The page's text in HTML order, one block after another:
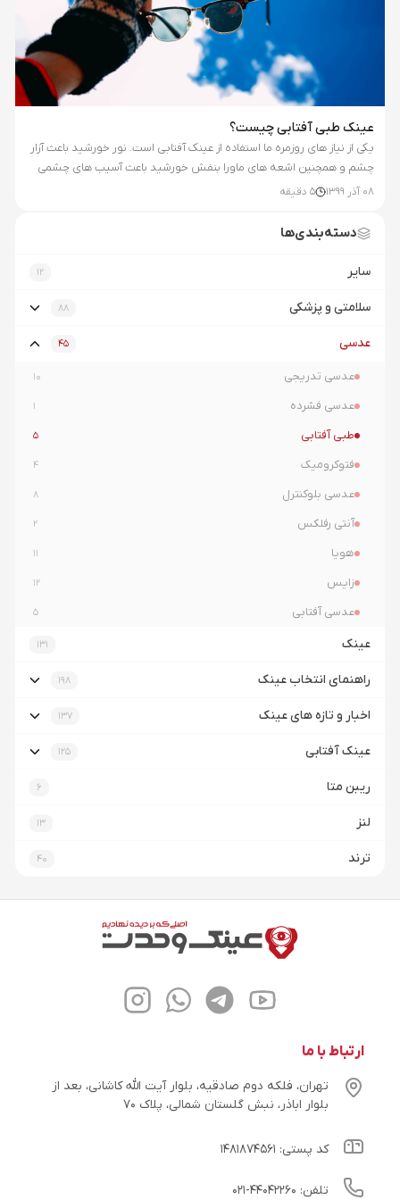
عینک طبی آفتابی چیست؟
یکی از نیاز های روزمره ما استفاده از عینک آفتابی است. نور خورشید باعث آزار
چشم و همچنین اشعه های ماورا بنفش خورشید باعث آسیب های چشمی
می شود، بنابراین استفاده از یک عینک استاندارد که بتواند از چشمان شما
یک عینک آفتابی استاندارد با مدل دلخواه خود پیدا...
08 آذر 1399 5 دقیقه
دسته‌بندی‌ها
سایر 12
سلامتی و پزشکی 88
عدسی 45
عدسی تدریجی 10
عدسی فشرده 1
طبی آفتابی 5
فتوکرومیک 4
عدسی بلوکنترل 8
آنتی رفلکس 2
هویا 11
زایس 12
عدسی آفتابی 5
عینک 131
راهنمای انتخاب عینک 198
اخبار و تازه های عینک 137
عینک آفتابی 125
ریبن متا 6
لنز 13
ترند 40
ارتباط با ما
تهران، فلکه دوم صادقیه، بلوار آیت الله کاشانی، بعد از
بلوار اباذر، نبش گلستان شمالی، پلاک ۷۰
کد پستی: ۱۴۸۱۸۷۴۵۶۱
تلفن: ۴۴۰۴۲۲۶۰-۰۲۱